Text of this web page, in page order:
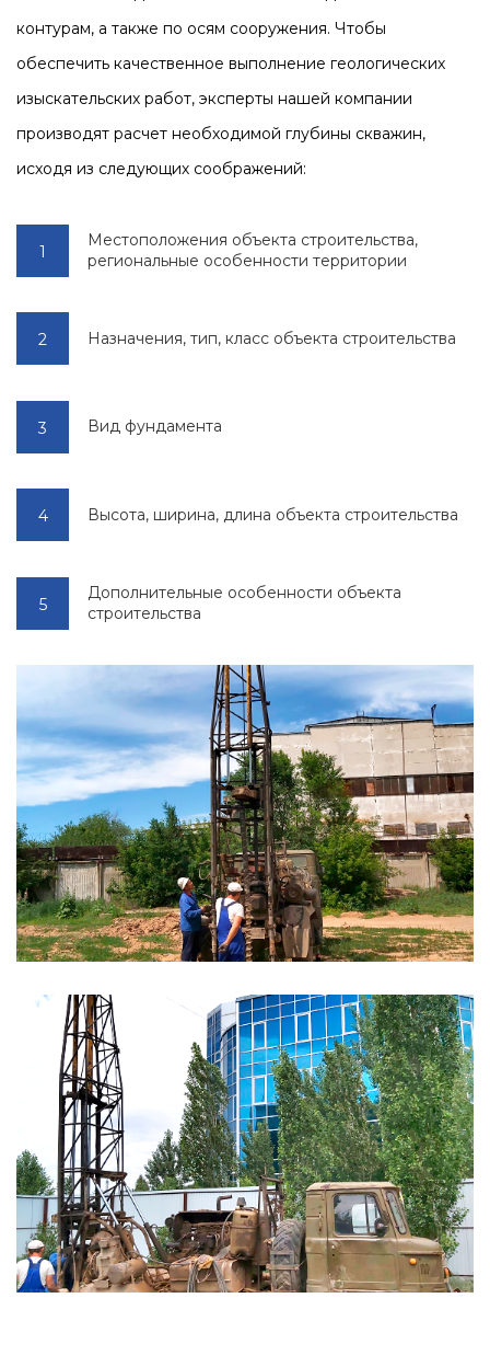
контурам, а также по осям сооружения. Чтобы
обеспечить качественное выполнение геологических
изыскательских работ, эксперты нашей компании
производят расчет необходимой глубины скважин,
исходя из следующих соображений:
Местоположения объекта строительства,
региональные особенности территории
Назначения, тип, класс объекта строительства
Вид фундамента
Высота, ширина, длина объекта строительства
Дополнительные особенности объекта
строительства